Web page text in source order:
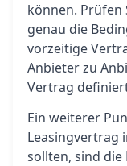
können. Prüfen
genau die
vorzeitige
Anbieter zu
Vertrag
Ein weiterer
Leasingvertrag
sollten, sind die